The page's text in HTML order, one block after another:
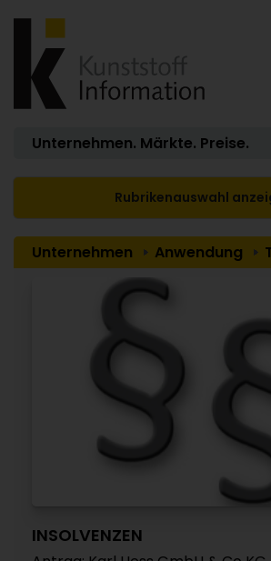
Unternehmen. Märkte. Preise.
Rubrikenauswahl
Unternehmen Anwendung
INSOLVENZEN